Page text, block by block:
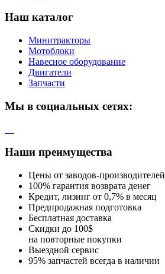
Наш каталог
Минитракторы
Мотоблоки
Навесное оборудование
Двигатели
Запчасти
Мы в социальных сетях:
Наши преимущества
Цены от заводов-производителей
100% гарантия возврата денег
Кредит, лизинг от 0,7% в месяц
Предпродажная подготовка
Бесплатная доставка
Скидки до 100$
на повторные покупки
Выездной сервис
95% запчастей всегда в наличии